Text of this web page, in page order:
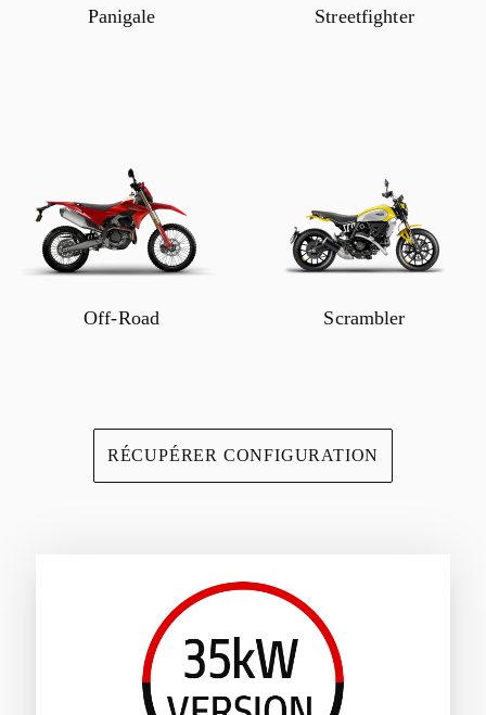
Panigale Streetfighter
Off-Road Scrambler
RÉCUPÉRER CONFIGURATION